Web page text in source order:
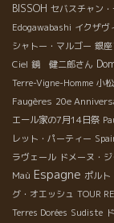
BISSOH セバスチャン
Edogawabashi イクザヴ
シャトー・マルゴー 銀
Ciel 鏡 健二郎さん
Terre-Vigne-Homme 小松
Faugères 20e
エール家の7月14日祭
レット・パーティー
ラヴェール ドメーヌ・
Maù Espagne ポルト
グ・オエッシュ TOUR
Terres Dorées Sudiste